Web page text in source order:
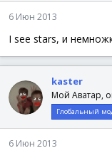
6 Июн 2013
I see stars, и
kaster
Мой Аватар,
Глобальный
6 Июн 2013